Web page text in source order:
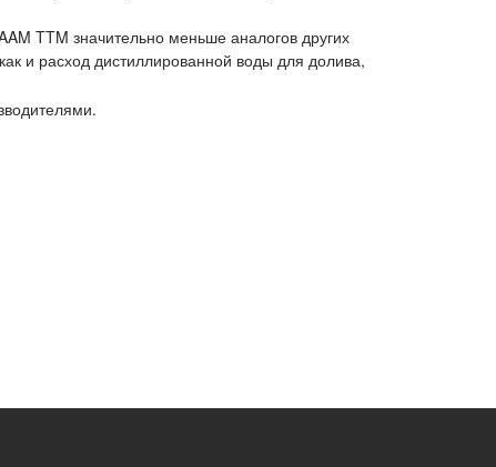
TTM значительно меньше аналогов других
и расход дистиллированной воды для долива,